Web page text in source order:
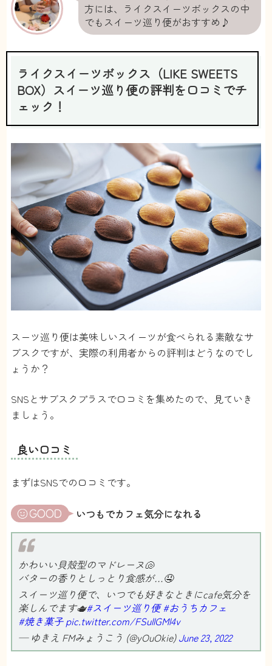
方には、ライクスイーツボックスの中
でもスイーツ巡り便がおすすめ♪
ライクスイーツボックス（LIKE SWEETS
BOX）スイーツ巡り便の評判を口コミでチ
ェック！
スーツ巡り便は美味しいスイーツが食べられる素敵なサ
ブスクですが、実際の利用者からの評判はどうなのでし
ょうか？
SNSとサブスクプラスで口コミを集めたので、見ていき
ましょう。
良い口コミ
まずはSNSでの口コミです。
いつもでカフェ気分になれる
かわいい貝殻型のマドレーヌ🐚
バターの香りとしっとり食感が…🤤
スイーツ巡り便で、いつでも好きなときにcafe気分を
楽しんでます🫖#スイーツ巡り便 #おうちカフェ
#焼き菓子pic.twitter.com/FSullGMl4v
— ゆきえ FMみょうこう (@yOuOkie)June 23, 2022